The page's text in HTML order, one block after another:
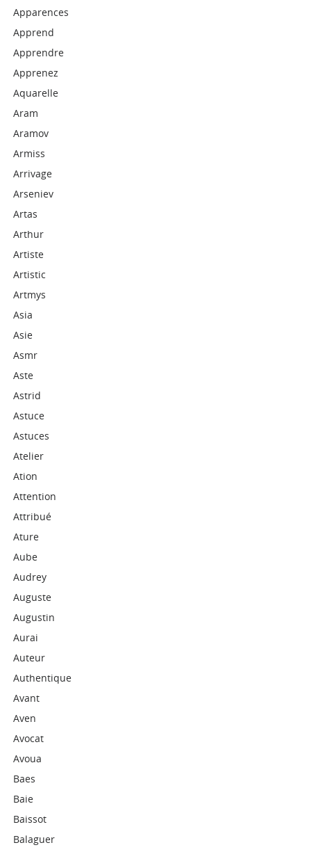
Apparences
Apprend
Apprendre
Apprenez
Aquarelle
Aram
Aramov
Armiss
Arrivage
Arseniev
Artas
Arthur
Artiste
Artistic
Artmys
Asia
Asie
Asmr
Aste
Astrid
Astuce
Astuces
Atelier
Ation
Attention
Attribué
Ature
Aube
Audrey
Auguste
Augustin
Aurai
Auteur
Authentique
Avant
Aven
Avocat
Avoua
Baes
Baie
Baissot
Balaguer